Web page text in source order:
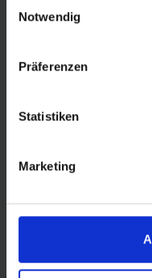
Notwendig
Präferenzen
Statistiken
Marketing
Gebruik de
pijltjes.